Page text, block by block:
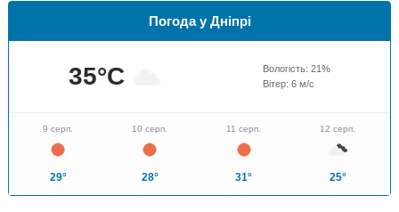
Погода у Дніпрі
35°C Вологість: 21%
Вітер: 6м/с
9 серп.
29°
10 серп.
28°
11 серп.
31°
12 серп.
25°